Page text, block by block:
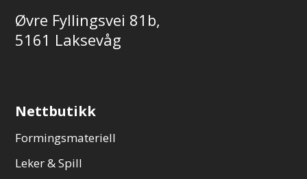
Øvre Fyllingsvei 81b,
5161 Laksevåg
Nettbutikk
Formingsmateriell
Leker & Spill